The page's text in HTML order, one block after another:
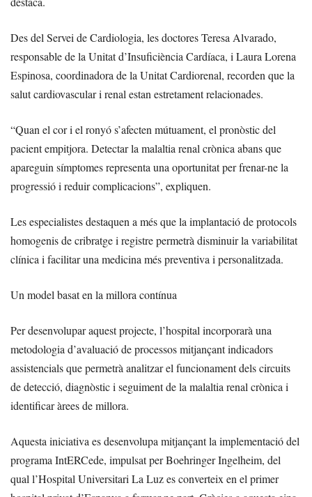
Des del Servei de Cardiologia, les doctores Teresa Alvarado,
responsable de la Unitat d’Insuficiència Cardíaca, i Laura Lorena
Espinosa, coordinadora de la Unitat Cardiorenal, recorden que la
salut cardiovascular i renal estan estretament relacionades.
“Quan el cor i el ronyó s’afecten mútuament, el pronòstic del
pacient empitjora. Detectar la malaltia renal crònica abans que
apareguin símptomes representa una oportunitat per frenar-ne la
progressió i reduir complicacions”, expliquen.
Les especialistes destaquen a més que la implantació de protocols
homogenis de cribratge i registre permetrà disminuir la variabilitat
clínica i facilitar una medicina més preventiva i personalitzada.
Un model basat en la millora contínua
Per desenvolupar aquest projecte, l’hospital incorporarà una
metodologia d’avaluació de processos mitjançant indicadors
assistencials que permetrà analitzar el funcionament dels circuits
de detecció, diagnòstic i seguiment de la malaltia renal crònica i
identificar àrees de millora.
Aquesta iniciativa es desenvolupa mitjançant la implementació del
programa IntERCede, impulsat per Boehringer Ingelheim, del
qual l’Hospital Universitari La Luz es converteix en el primer